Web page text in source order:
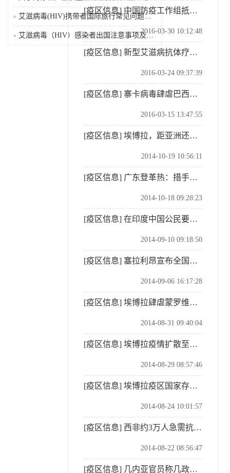
艾滋病毒(HIV)携带者国际旅行常见问题及解答
艾滋病毒（HIV）感染者出国注意事项及限制
[疫区信息] 中国防疫工作组抵安哥拉开展防疫工作
2016-03-30 10:12:48
[疫区信息] 新型艾滋病抗体疗法实验成功在两周根除病毒
2016-03-24 09:37:39
[疫区信息] 寨卡病毒肆虐巴西本土奥运女选手坦言并不担心
2016-03-15 13:47:55
[疫区信息] 埃博拉，距亚洲还有多远？
2014-10-19 10:56:11
[疫区信息] 广东登革热：措手不及的新课题
2014-10-18 09:28:23
[疫区信息] 在印度中国公民要注意预防传染病
2014-09-10 09:18:50
[疫区信息] 塞拉利昂宣布全国禁闭令以控制埃博拉疫情扩散
2014-09-06 16:17:28
[疫区信息] 埃博拉肆虐蒙罗维亚 强制隔离加剧社会动荡
2014-08-31 09:40:04
[疫区信息] 埃博拉疫情扩散至尼日利亚东南部
2014-08-29 08:57:46
[疫区信息] 埃博拉疫区国家存在藏匿患者现象
2014-08-24 10:01:57
[疫区信息] 西非约3万人急需抗埃博拉药物或疫苗
2014-08-22 08:56:47
[疫区信息] 几内亚官员称几政府能够应对埃博拉疫情